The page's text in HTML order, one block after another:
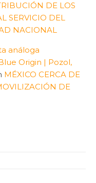
DE LOS
SERVICIO DEL
NACIONAL
análoga
Origin | Pozol,
MÉXICO CERCA DE
DE